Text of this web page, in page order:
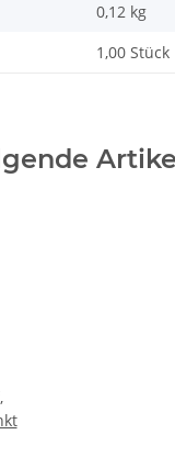
0,12 kg
1,00 Stück